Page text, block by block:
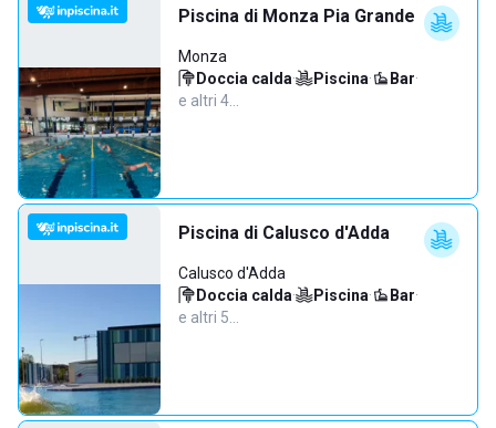
Piscina di Monza Pia Grande
Monza
Doccia calda· Piscina· Bar·
e altri 4…
Piscina di Calusco d'Adda
Calusco d'Adda
Doccia calda· Piscina· Bar·
e altri 5…